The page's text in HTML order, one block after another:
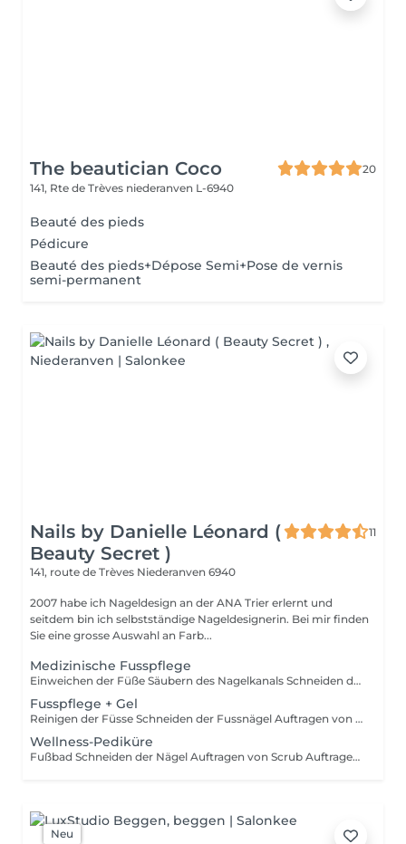
The beautician Coco
20
141, Rte de Trèves niederanven L-6940
Beauté des pieds
Pédicure
Beauté des pieds+Dépose Semi+Pose de vernis
semi-permanent
Nails by Danielle Léonard (
Beauty Secret )
11
141, route de Trèves Niederanven 6940
2007 habe ich Nageldesign an der ANA Trier erlernt und
seitdem bin ich selbstständige Nageldesignerin. Bei mir finden
Sie eine grosse Auswahl an Farb...
Medizinische Fusspflege
Einweichen der Füße Säubern des Nagelkanals Schneiden der Nägel Ausschneiden von eingewachsenen Nägeln Entfernung Von Hornhaut, Hühnerauge, Risse Creme bei Bedarf Pilzbehandlung
Fusspflege + Gel
Reinigen der Füsse Schneiden der Fussnägel Auftragen von Gel ob in Farbe oder Feiss Hält 2-3 Monate
Wellness-Pediküre
Fußbad Schneiden der Nägel Auftragen von Scrub Auftragen von Mask mit Einwirkungszeit Massage vom Fuß bis zum Bein Creme
Neu